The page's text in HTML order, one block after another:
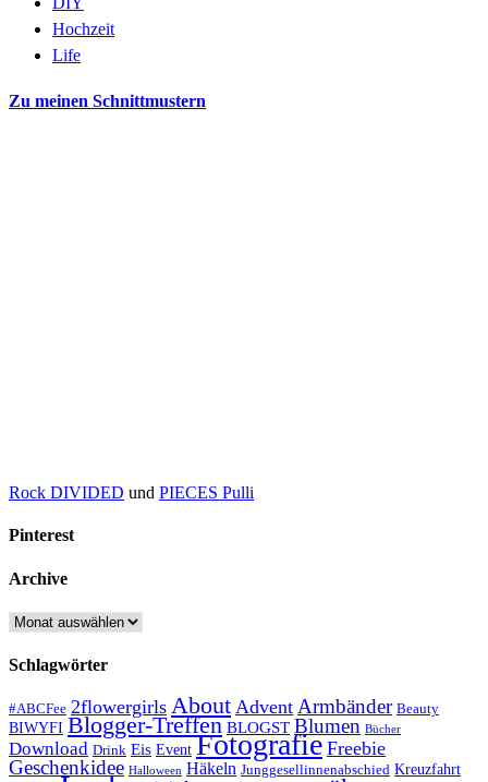
Hochzeit
Life
Zu meinen Schnittmustern
Rock DIVIDED und PIECES Pulli
Pinterest
Archive
Archive
Schlagwörter
#ABCFee 2flowergirls About Advent Armbänder Beauty
BIWYFI Blogger-Treffen BLOGST Blumen Bücher
Download Drink Eis Event Fotografie Freebie
Geschenkidee Halloween Häkeln Junggesellinnenabschied Kreuzfahrt